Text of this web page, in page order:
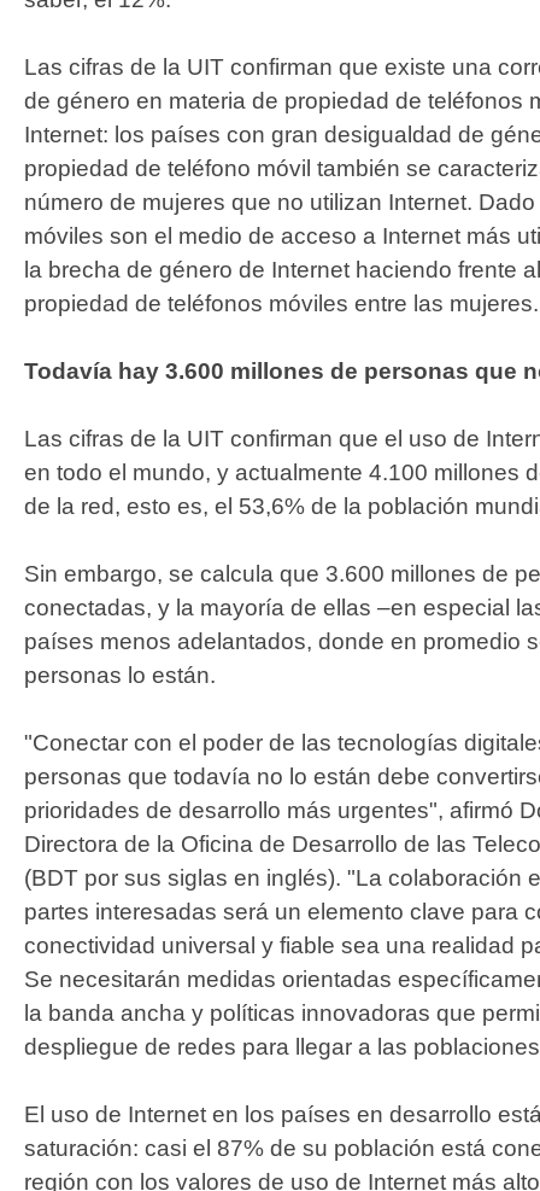
Las cifras de la UIT confirman que existe una
de género en materia de propiedad de teléfonos
Internet: los países con gran desigualdad de
propiedad de teléfono móvil también se
número de mujeres que no utilizan Internet.
móviles son el medio de acceso a Internet más
la brecha de género de Internet haciendo frente
propiedad de teléfonos móviles entre las mujeres.
Todavía hay 3.600 millones de personas que
Las cifras de la UIT confirman que el uso de
en todo el mundo, y actualmente 4.100 millones
de la red, esto es, el 53,6% de la población
Sin embargo, se calcula que 3.600 millones de
conectadas, y la mayoría de ellas –en especial
países menos adelantados, donde en promedio
personas lo están.
"Conectar con el poder de las tecnologías
personas que todavía no lo están debe
prioridades de desarrollo más urgentes", afirmó
Directora de la Oficina de Desarrollo de las
(BDT por sus siglas en inglés). "La colaboración
partes interesadas será un elemento clave para
conectividad universal y fiable sea una realidad
Se necesitarán medidas orientadas
la banda ancha y políticas innovadoras que
despliegue de redes para llegar a las
El uso de Internet en los países en desarrollo
saturación: casi el 87% de su población está
región con los valores de uso de Internet más